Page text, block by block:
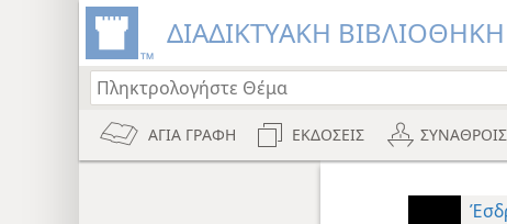
ΔΙΑΔΙΚΤΥΑΚΗ ΒΙΒΛΙΟΘΗΚΗ
ΑΓΙΑ ΓΡΑΦΗ ΕΚΔΟΣΕΙΣ